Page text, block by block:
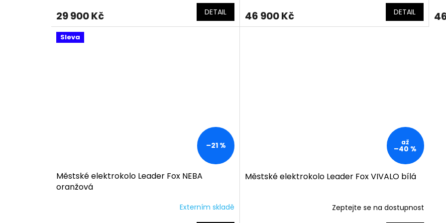
29 900 Kč DETAIL 46 900 Kč DETAIL
Sleva
–21 %
Městské elektrokolo Leader Fox NEBA
oranžová
Externím skladě
až
–40 %
Městské elektrokolo Leader Fox VIVALO bílá
Zeptejte se na dostupnost